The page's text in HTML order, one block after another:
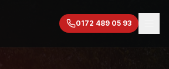
0172 489 05 93